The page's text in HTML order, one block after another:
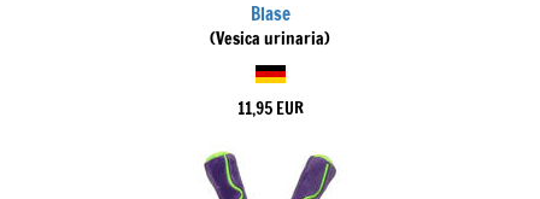
Blase
(Vesica urinaria)
11,95 EUR